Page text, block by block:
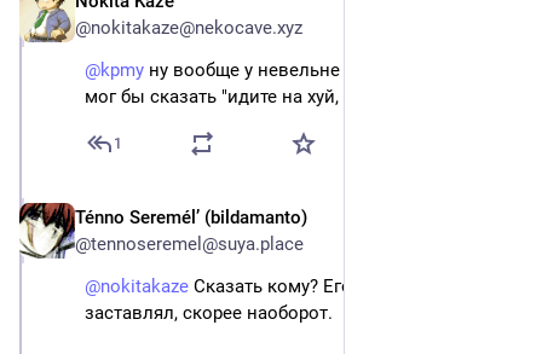
@nokitakaze@nekocave.xyz
@kpmy ну вообще у невельне реально был выбор.
мог бы сказать "идите на хуй, никуда я не поеду"
1
Ténno Seremél’ (bildamanto)
@tennoseremel@suya.place
@nokitakaze Сказать кому? Его никто не
заставлял, скорее наоборот.